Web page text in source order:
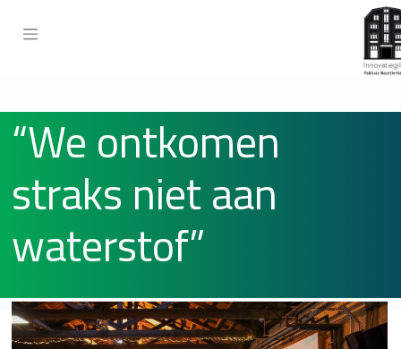
“We ontkomen
straks niet aan
waterstof”